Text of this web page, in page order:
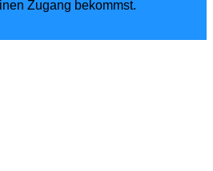
Zugang bekommst.